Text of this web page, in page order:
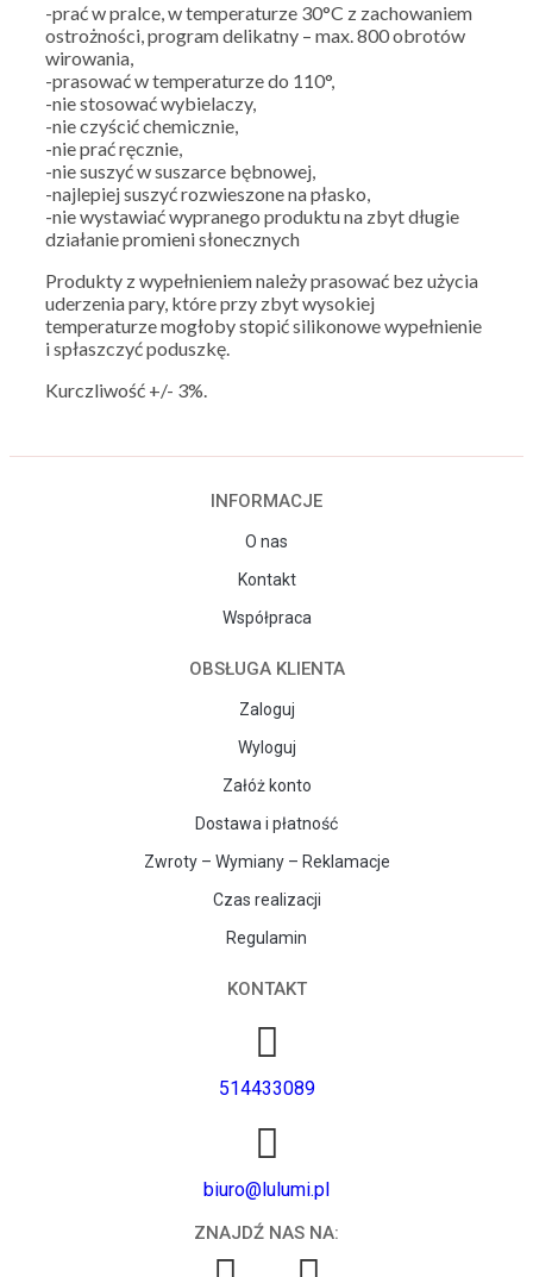
-prać w pralce, w temperaturze 30°C z zachowaniem
ostrożności, program delikatny – max. 800 obrotów
wirowania,
-prasować w temperaturze do 110°,
-nie stosować wybielaczy,
-nie czyścić chemicznie,
-nie prać ręcznie,
-nie suszyć w suszarce bębnowej,
-najlepiej suszyć rozwieszone na płasko,
-nie wystawiać wypranego produktu na zbyt długie
działanie promieni słonecznych
Produkty z wypełnieniem należy prasować bez użycia
uderzenia pary, które przy zbyt wysokiej
temperaturze mogłoby stopić silikonowe wypełnienie
i spłaszczyć poduszkę.
Kurczliwość +/- 3%.
INFORMACJE
O nas
Kontakt
Współpraca
OBSŁUGA KLIENTA
Zaloguj
Wyloguj
Załóż konto
Dostawa i płatność
Zwroty – Wymiany – Reklamacje
Czas realizacji
Regulamin
KONTAKT
514433089
biuro@lulumi.pl
ZNAJDŹ NAS NA: